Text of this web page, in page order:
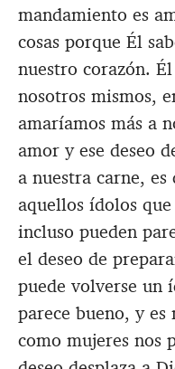
mandamiento es
cosas porque Él
nuestro corazón.
nosotros mismos,
amaríamos más a
amor y ese deseo
a nuestra carne, es
aquellos ídolos
incluso pueden
el deseo de
puede volverse un
parece bueno, y
como mujeres nos